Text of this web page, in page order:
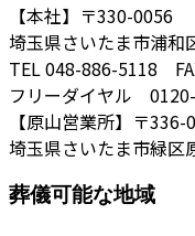
【本社】〒330-0056
埼玉県さいたま市浦和
TEL 048-886-5118
フリーダイヤル
【原山営業所】〒336-
埼玉県さいたま市緑区
葬儀可能な地域